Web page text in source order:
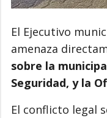
El Ejecutivo
amenaza
sobre la
Seguridad, y la
El conflicto legal